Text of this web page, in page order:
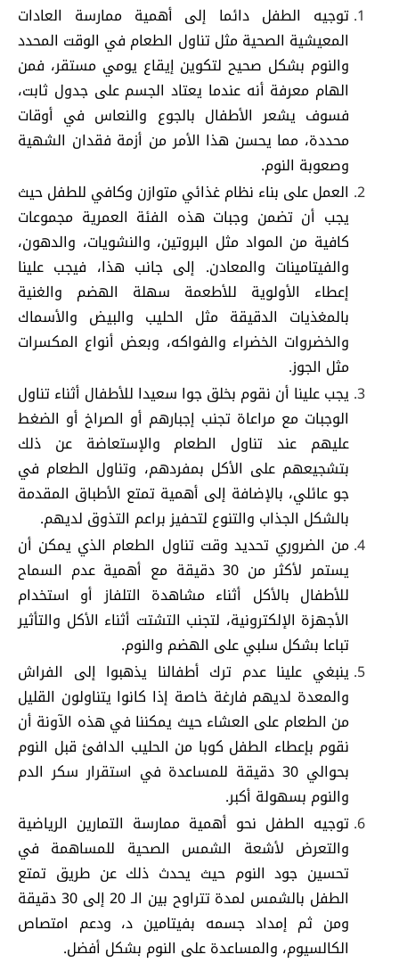
توجيه الطفل دائما إلى أهمية ممارسة العادات
المعيشية الصحية مثل تناول الطعام في الوقت المحدد
والنوم بشكل صحيح لتكوين إيقاع يومي مستقر، فمن
الهام معرفة أنه عندما يعتاد الجسم على جدول ثابت،
فسوف يشعر الأطفال بالجوع والنعاس في أوقات
محددة، مما يحسن هذا الأمر من أزمة فقدان الشهية
وصعوبة النوم.
العمل على بناء نظام غذائي متوازن وكافي للطفل حيث
يجب أن تضمن وجبات هذه الفئة العمرية مجموعات
كافية من المواد مثل البروتين، والنشويات، والدهون،
والفيتامينات والمعادن. إلى جانب هذا، فيجب علينا
إعطاء الأولوية للأطعمة سهلة الهضم والغنية
بالمغذيات الدقيقة مثل الحليب والبيض والأسماك
والخضروات الخضراء والفواكه، وبعض أنواع المكسرات
مثل الجوز.
يجب علينا أن نقوم بخلق جوا سعيدا للأطفال أثناء تناول
الوجبات مع مراعاة تجنب إجبارهم أو الصراخ أو الضغط
عليهم عند تناول الطعام والإستعاضة عن ذلك
بتشجيعهم على الأكل بمفردهم، وتناول الطعام في
جو عائلي، بالإضافة إلى أهمية تمتع الأطباق المقدمة
بالشكل الجذاب والتنوع لتحفيز براعم التذوق لديهم.
من الضروري تحديد وقت تناول الطعام الذي يمكن أن
يستمر لأكثر من 30 دقيقة مع أهمية عدم السماح
للأطفال بالأكل أثناء مشاهدة التلفاز أو استخدام
الأجهزة الإلكترونية، لتجنب التشتت أثناء الأكل والتأثير
تباعا بشكل سلبي على الهضم والنوم.
ينبغي علينا عدم ترك أطفالنا يذهبوا إلى الفراش
والمعدة لديهم فارغة خاصة إذا كانوا يتناولون القليل
من الطعام على العشاء حيث يمكننا في هذه الآونة أن
نقوم بإعطاء الطفل كوبا من الحليب الدافئ قبل النوم
بحوالي 30 دقيقة للمساعدة في استقرار سكر الدم
والنوم بسهولة أكبر.
توجيه الطفل نحو أهمية ممارسة التمارين الرياضية
والتعرض لأشعة الشمس الصحية للمساهمة في
تحسين جود النوم حيث يحدث ذلك عن طريق تمتع
الطفل بالشمس لمدة تتراوح بين الـ 20 إلى 30 دقيقة
ومن ثم إمداد جسمه بفيتامين د، ودعم امتصاص
الكالسيوم، والمساعدة على النوم بشكل أفضل.